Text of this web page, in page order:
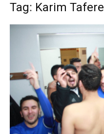
Tag: Karim Tafere